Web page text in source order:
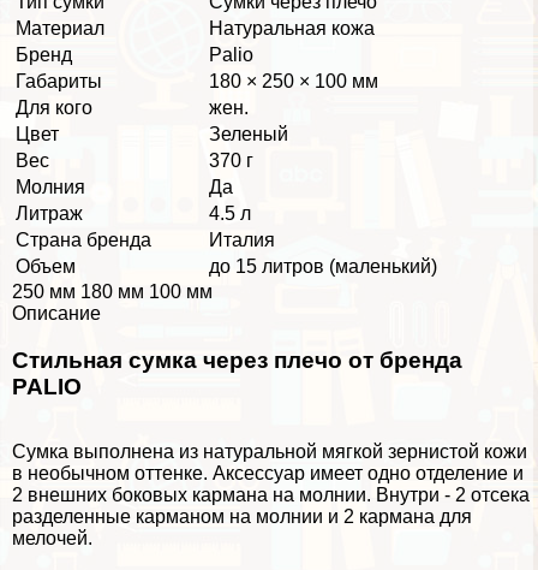
Материал
Натуральная кожа
Бренд
Palio
Габариты
180 × 250 × 100 мм
Для кого
жен.
Цвет
Зеленый
Вес
370 г
Молния
Да
Литраж
4.5 л
Страна бренда
Италия
Объем
до 15 литров (маленький)
250 мм 180 мм 100 мм
Описание
Стильная сумка через плечо от бренда
PALIO
Сумка выполнена из натуральной мягкой зернистой кожи
в необычном оттенке. Аксессуар имеет одно отделение и
2 внешних боковых кармана на молнии. Внутри - 2 отсека
разделенные карманом на молнии и 2 кармана для
мелочей.